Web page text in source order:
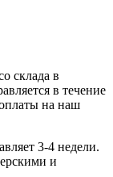
склада в
в течение
на наш
3-4 недели.
и